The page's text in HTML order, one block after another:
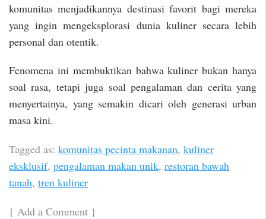
komunitas menjadikannya destinasi favorit bagi mereka
yang ingin mengeksplorasi dunia kuliner secara lebih
personal dan otentik.
Fenomena ini membuktikan bahwa kuliner bukan hanya
soal rasa, tetapi juga soal pengalaman dan cerita yang
menyertainya, yang semakin dicari oleh generasi urban
masa kini.
Tagged as: komunitas pecinta makanan, kuliner
eksklusif, pengalaman makan unik, restoran bawah
tanah, tren kuliner
{ Add a Comment }